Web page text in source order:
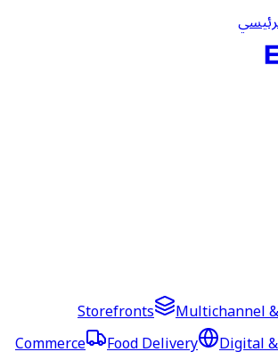
Storefronts
Multichannel
Commerce
Food Delivery Digital